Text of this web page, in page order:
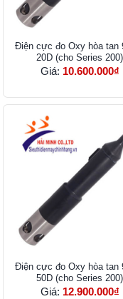
Điện cực đo Oxy hòa tan
20D (cho Series 200)
Giá: 10.600.000₫
Điện cực đo Oxy hòa tan
50D (cho Series 200)
Giá: 12.900.000₫